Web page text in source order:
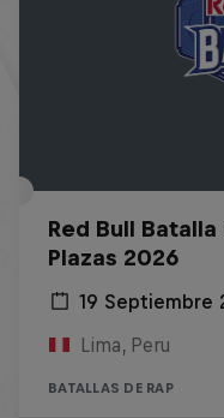
Red Bull
Plazas 2026
19 Septiembre
Lima, Peru
BATALLAS DE RAP